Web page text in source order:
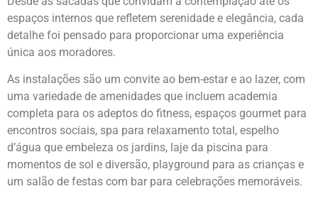
espaços internos que refletem serenidade e elegância, cada
detalhe foi pensado para proporcionar uma experiência
única aos moradores.
As instalações são um convite ao bem-estar e ao lazer, com
uma variedade de amenidades que incluem academia
completa para os adeptos do fitness, espaços gourmet para
encontros sociais, spa para relaxamento total, espelho
d’água que embeleza os jardins, laje da piscina para
momentos de sol e diversão, playground para as crianças e
um salão de festas com bar para celebrações memoráveis.